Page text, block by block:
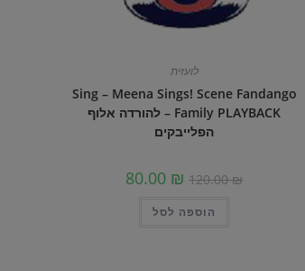
לועזית
Sing – Meena Sings! Scene Fandango
Family PLAYBACK – להורדה אלוף
הפלייבקים
120.00₪
80.00 ₪
הוספה לסל